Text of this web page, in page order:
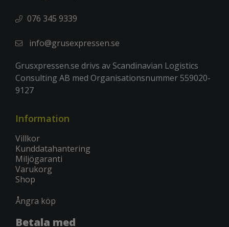
Information
Villkor
Kunddatahantering
Miljögaranti
Varukorg
Shop
Ångra köp
Betala med
076 345 9339
info@grusexpressen.se
Grusxpressen.se drivs av Scandinavian Logistics
Consulting AB med Organisationsnummer 559020-
9127